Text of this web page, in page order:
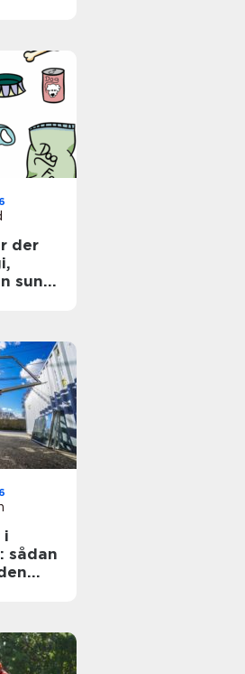
der
sund
i
sådan